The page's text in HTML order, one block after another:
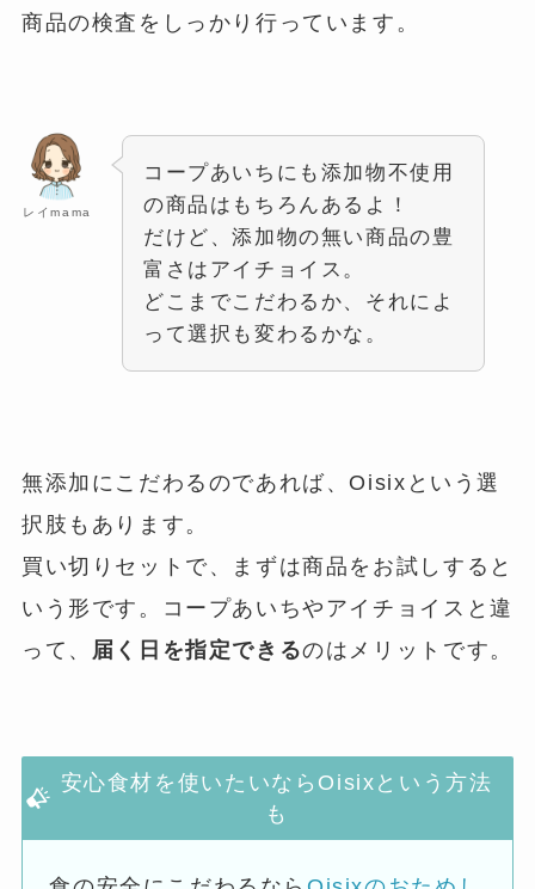
商品の検査をしっかり行っています。
レイmama
コープあいちにも添加物不使用
の商品はもちろんあるよ！
だけど、添加物の無い商品の豊
富さはアイチョイス。
どこまでこだわるか、それによ
って選択も変わるかな。
無添加にこだわるのであれば、Oisixという選
択肢もあります。
買い切りセットで、まずは商品をお試しすると
いう形です。コープあいちやアイチョイスと違
って、
届く日を指定できるのはメリットです。
安心食材を使いたいならOisixという方法
も